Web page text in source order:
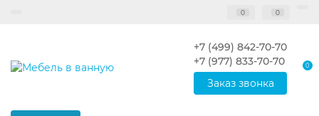
0 0
+7 (499) 842-70-70
+7 (977) 833-70-70
Заказ звонка
0